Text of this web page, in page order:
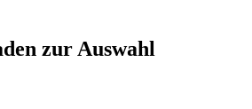
zur Auswahl